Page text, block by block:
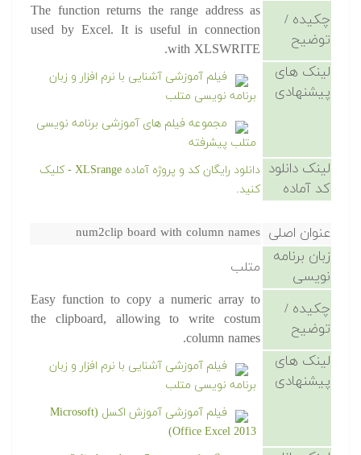
چکیده /
توضیح
The function returns the range address as
used by Excel. It is useful in connection
with XLSWRITE.
لینک های
پیشنهادی
فیلم آموزشی آشنایی با نرم افزار و زبان
برنامه نویسی متلب
مجموعه فیلم های آموزشی برنامه نویسی
متلب پیشرفته
لینک دانلود
کد آماده
دانلود رایگان کد و پروژه آماده XLSrange - کلیک
کنید.
عنوان اصلی num2clip board with column names
زبان برنامه
نویسی
متلب
چکیده /
توضیح
Easy function to copy a numeric array to
the clipboard, allowing to write costum
column names.
لینک های
پیشنهادی
فیلم آموزشی آشنایی با نرم افزار و زبان
برنامه نویسی متلب
فیلم آموزشی آموزش اکسل (Microsoft
Office Excel 2013)